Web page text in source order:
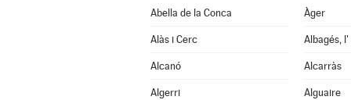
Abella de la Conca Àger
Alàs i Cerc Albagés, l'
Alcanó Alcarràs
Algerri Alguaire